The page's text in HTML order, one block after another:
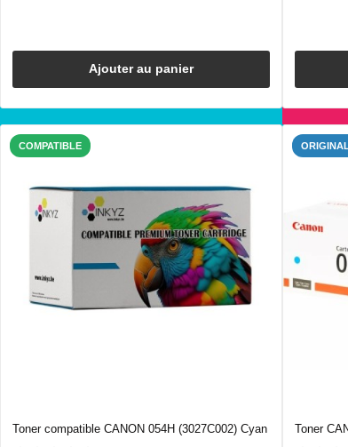
Ajouter au panier
COMPATIBLE
Toner compatible CANON 054H (3027C002) Cyan
ORIGINAL
Toner